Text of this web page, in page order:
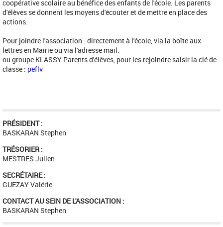
coopérative scolaire au bénéfice des enfants de l'école. Les parents
d'élèves se donnent les moyens d'écouter et de mettre en place des
actions.
Pour joindre l'association : directement à l'école, via la boîte aux
lettres en Mairie ou via l'adresse mail.
ou groupe KLASSY Parents d'élèves, pour les rejoindre saisir la clé de
classe : peflv
PRÉSIDENT :
BASKARAN Stephen
TRÉSORIER :
MESTRES Julien
SECRÉTAIRE :
GUEZAY Valérie
CONTACT AU SEIN DE L'ASSOCIATION :
BASKARAN Stephen